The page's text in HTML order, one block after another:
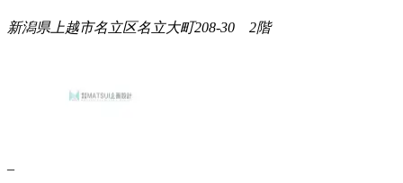
新潟県上越市名立区名立大町208-30 2階